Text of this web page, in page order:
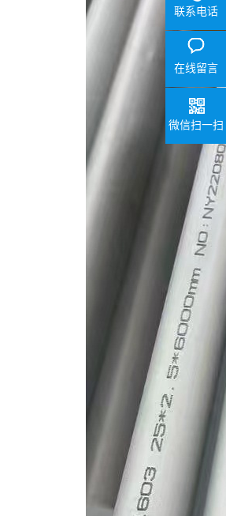
联系电话
在线留言
微信扫一扫